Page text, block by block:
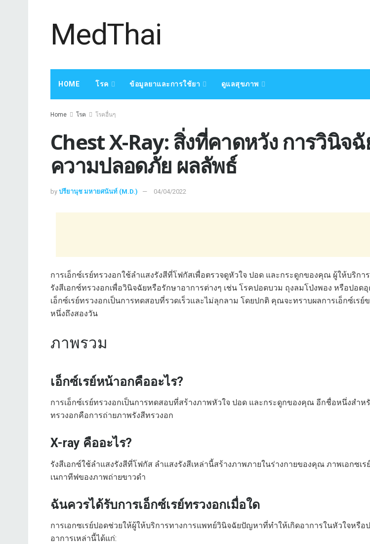
MedThai
HOME โรค ข้อมูลยาและการใช้ยา ดูแลสุขภาพ
Home โรค โรคอื่นๆ
Chest X-Ray: สิ่งที่คาดหวัง การวินิจ
ความปลอดภัย ผลลัพธ์
by ปรียานุช มหายศนันท์ (M.D.) 04/04/2022
การเอ็กซ์เรย์ทรวงอกใช้ลำแสงรังสีที่โฟกัสเพื่อตรวจดูหัวใจ ปอด และกระดูกของคุณ ผู้ให้บริก
รังสีเอกซ์ทรวงอกเพื่อวินิจฉัยหรือรักษาอาการต่างๆ เช่น โรคปอดบวม ถุงลมโป่งพอง หรือปอดอุ
เอ็กซ์เรย์ทรวงอกเป็นการทดสอบที่รวดเร็วและไม่ลุกลาม โดยปกติ คุณจะทราบผลการเอ็กซ์เร
หนึ่งถึงสองวัน
ภาพรวม
เอ็กซ์เรย์หน้าอกคืออะไร?
การเอ็กซ์เรย์ทรวงอกเป็นการทดสอบที่สร้างภาพหัวใจ ปอด และกระดูกของคุณ อีกชื่อหนึ่งสำหรั
ทรวงอกคือการถ่ายภาพรังสีทรวงอก
X-ray คืออะไร?
รังสีเอกซ์ใช้ลำแสงรังสีที่โฟกัส ลำแสงรังสีเหล่านี้สร้างภาพภายในร่างกายของคุณ ภาพเอกซเ
เนกาทีฟของภาพถ่ายขาวดำ
ฉันควรได้รับการเอ็กซ์เรย์ทรวงอกเมื่อใด
การเอกซเรย์ปอดช่วยให้ผู้ให้บริการทางการแพทย์วินิจฉัยปัญหาที่ทำให้เกิดอาการในหัวใจหรื
อาการเหล่านี้ได้แก่: